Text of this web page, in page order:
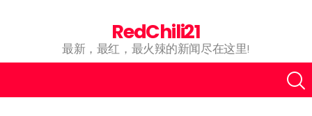
RedChili21
最新，最红，最火辣的新闻尽在这里!